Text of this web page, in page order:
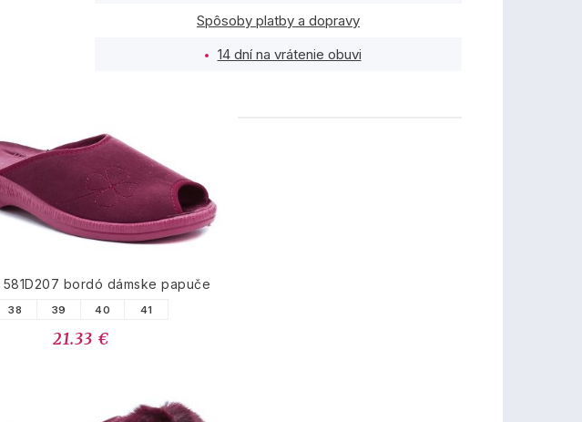
Spôsoby platby a dopravy
14 dní na vrátenie obuvi
PRODUKTY
bordó dámske papuče
38 39 40 41
21.33 €